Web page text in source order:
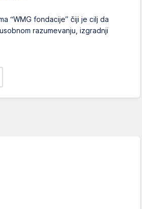
“WMG fondacije” čiji je cilj da
razumevanju, izgradnji